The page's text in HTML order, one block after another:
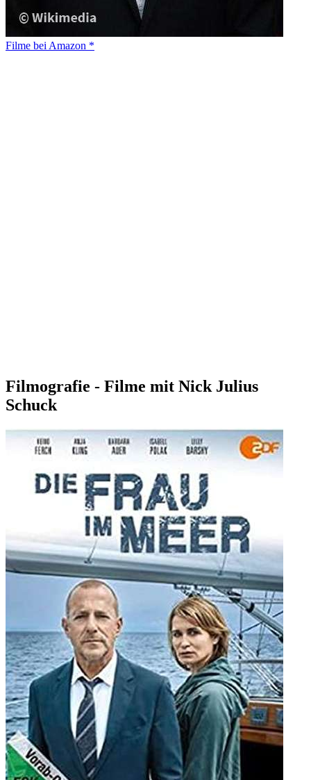
Filme bei Amazon *
Filmografie - Filme mit Nick Julius
Schuck